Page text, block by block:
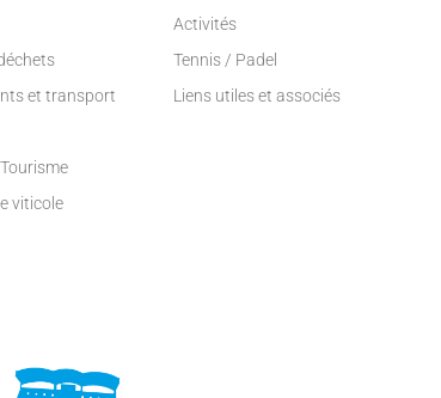
et transport
viticole
Activités
Tennis / Padel
Liens utiles et associés